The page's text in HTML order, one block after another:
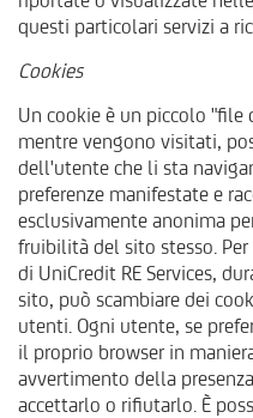
questi particolari servizi a
Cookies
Un cookie è un piccolo
mentre vengono visitati,
dell'utente che li sta
preferenze manifestate e
esclusivamente anonima
fruibilità del sito stesso.
di UniCredit RE Services,
sito, può scambiare dei
utenti. Ogni utente, se
il proprio browser in
avvertimento della
accettarlo o rifiutarlo. È